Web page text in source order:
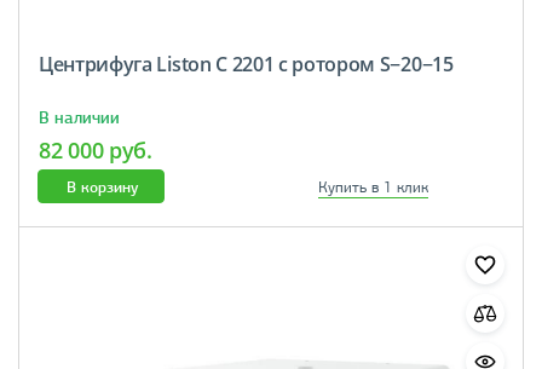
Центрифуга Liston C 2201 c ротором S−20−15
В наличии
82 000 руб.
В корзину Купить в 1 клик